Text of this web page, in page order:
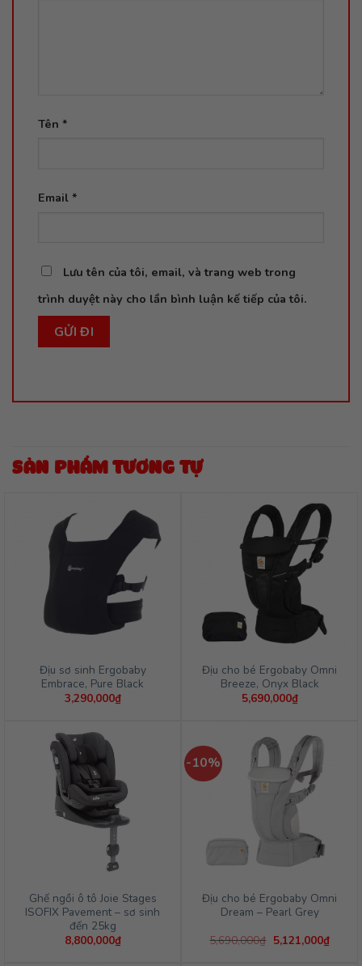
Tên *
Email *
Lưu tên của tôi, email, và trang web trong
trình duyệt này cho lần bình luận kế tiếp của tôi.
SẢN PHẨM TƯƠNG TỰ
Địu sơ sinh Ergobaby
Embrace, Pure Black
3,290,000₫
Địu cho bé Ergobaby Omni
Breeze, Onyx Black
5,690,000₫
Ghế ngồi ô tô Joie Stages
ISOFIX Pavement – sơ sinh
đến 25kg
8,800,000₫
-10%
Địu cho bé Ergobaby Omni
Dream – Pearl Grey
5,690,000₫ Giá
gốc
5,121,000₫Giá
hiện